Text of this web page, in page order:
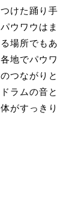
けた踊り手
ウワウはま
場所でもあ
地でパウワ
つながりと
ラムの音と
がすっきり